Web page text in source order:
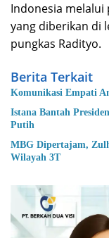
Indonesia
yang diberikan di
pungkas Radityo.
Berita Terkait
Komunikasi Empati
Istana Bantah
Putih
MBG Dipertajam,
Wilayah 3T